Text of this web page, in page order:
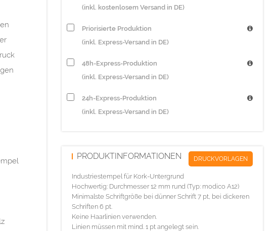
(inkl. kostenlosem Versand in DE)
Priorisierte Produktion
(inkl. Express-Versand in DE)
48h-Express-Produktion
(inkl. Express-Versand in DE)
24h-Express-Produktion
(inkl. Express-Versand in DE)
PRODUKTINFORMATIONEN DRUCKVORLAGEN
Industriestempel für Kork-Untergrund
Hochwertig: Durchmesser 12 mm rund (Typ: modico A12)
Minimalste Schriftgröße bei dünner Schrift 7 pt, bei dickeren
Schriften 6 pt.
Keine Haarlinien verwenden.
Linien müssen mit mind. 1 pt angelegt sein.